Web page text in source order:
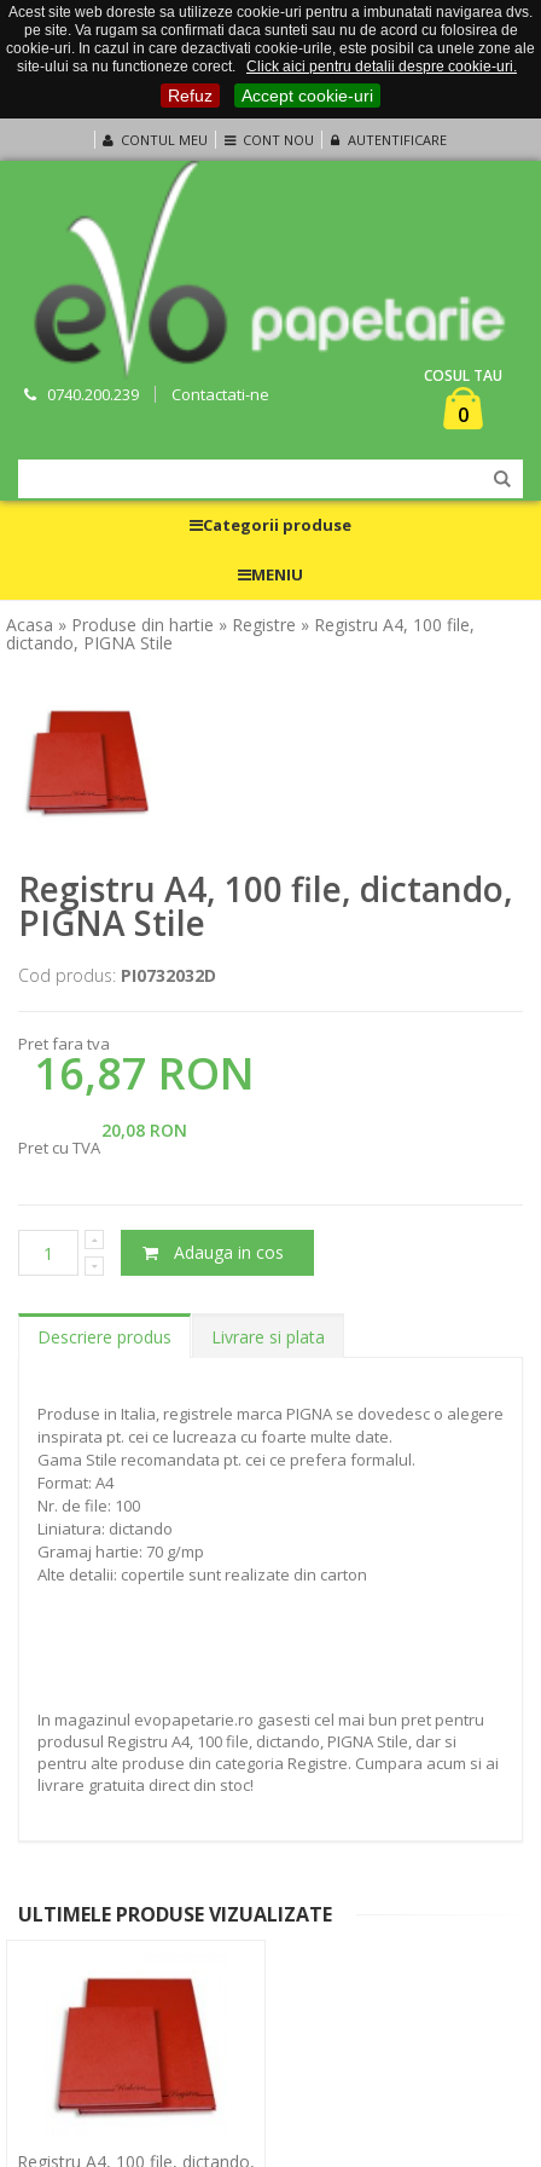
Acest site web doreste sa utilizeze cookie-uri pentru a imbunatati navigarea dvs.
pe site. Va rugam sa confirmati daca sunteti sau nu de acord cu folosirea de
cookie-uri. In cazul in care dezactivati cookie-urile, este posibil ca unele zone ale
site-ului sa nu functioneze corect.
Click aici pentru detalii despre cookie-uri.
Refuz Accept cookie-uri
CONTUL MEU CONT NOU AUTENTIFICARE
0740.200.239 Contactati-ne
COSUL TAU
0
Categorii produse
MENIU
Acasa » Produse din hartie » Registre » Registru A4, 100 file,
dictando, PIGNA Stile
Registru A4, 100 file, dictando,
PIGNA Stile
Cod produs: PI0732032D
Pret fara tva
16,87 RON
20,08 RON
Pret cu TVA
Adauga in cos
Descriere produs Livrare si plata
Produse in Italia, registrele marca PIGNA se dovedesc o alegere
inspirata pt. cei ce lucreaza cu foarte multe date.
Gama Stile recomandata pt. cei ce prefera formalul.
Format: A4
Nr. de file: 100
Liniatura: dictando
Gramaj hartie: 70 g/mp
Alte detalii: copertile sunt realizate din carton
In magazinul evopapetarie.ro gasesti cel mai bun pret pentru
produsul Registru A4, 100 file, dictando, PIGNA Stile, dar si
pentru alte produse din categoria Registre. Cumpara acum si ai
livrare gratuita direct din stoc!
ULTIMELE PRODUSE VIZUALIZATE
Registru A4, 100 file, dictando,